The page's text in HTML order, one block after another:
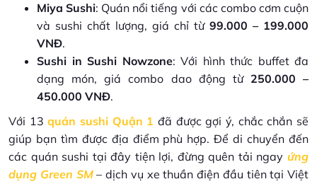
Miya Sushi: Quán nổi tiếng với các combo cơm cuộn
và sushi chất lượng, giá chỉ từ 99.000 – 199.000
VNĐ.
Sushi in Sushi Nowzone: Với hình thức buffet đa
dạng món, giá combo dao động từ 250.000 –
450.000 VNĐ.
Với 13quán sushi Quận 1 đã được gợi ý, chắc chắn sẽ
giúp bạn tìm được địa điểm phù hợp. Để di chuyển đến
các quán sushi tại đây tiện lợi, đừng quên tải ngay ứng
dụng Green SM– dịch vụ xe thuần điện đầu tiên tại Việt